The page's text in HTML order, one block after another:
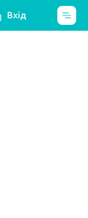
Вхід